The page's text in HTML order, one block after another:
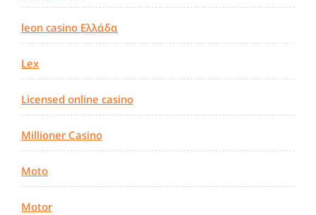
leon casino Ελλάδα
Lex
Licensed online casino
Millioner Casino
Moto
Motor